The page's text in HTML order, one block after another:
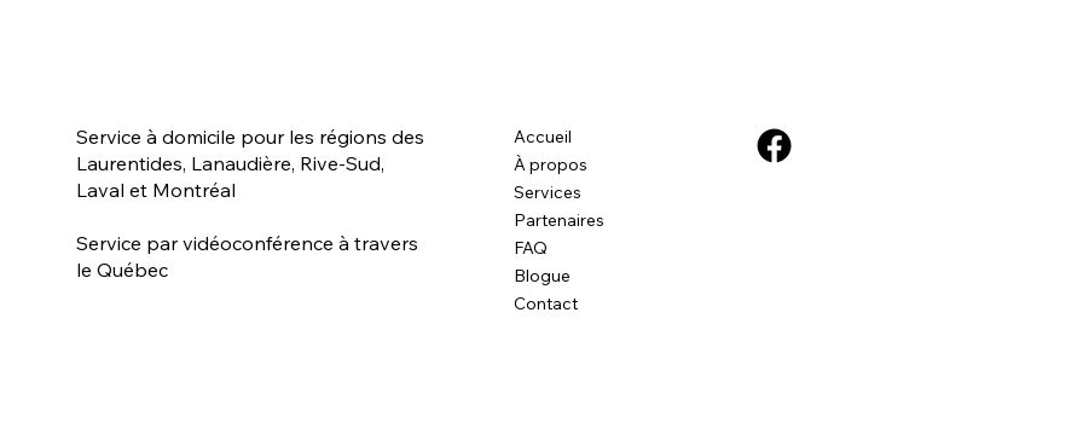
Sushee - La peur chez le
chien
Service à domicile pour les régions des
Laurentides, Lanaudière, Rive-Sud,
Laval et Montréal
Service par vidéoconférence à travers
le Québec
Accueil
À propos
Services
Partenaires
FAQ
Blogue
Contact